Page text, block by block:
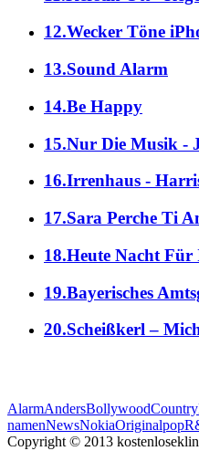
12.Wecker Töne
13.Sound Alarm
14.Be Happy
15.Nur Die Musik -
16.Irrenhaus -
17.Sara Perche Ti
18.Heute Nacht
19.Bayerisches
20.Scheißkerl –
AlarmAndersBollywoodCountry
namenNewsNokiaOriginalpop
Copyright © 2013